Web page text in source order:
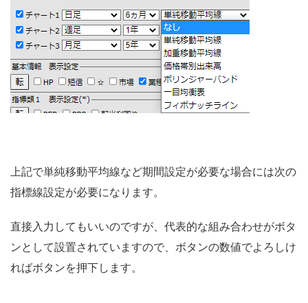
上記で単純移動平均線など期間設定が必要な場合には次の
指標線設定が必要になります。
直接入力してもいいのですが、代表的な組み合わせがボタ
ンとして設置されていますので、ボタンの数値でよろしけ
ればボタンを押下します。